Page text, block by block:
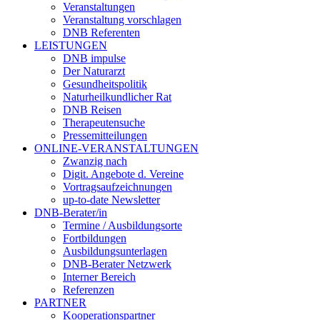
Veranstaltungen
Veranstaltung vorschlagen
DNB Referenten
LEISTUNGEN
DNB impulse
Der Naturarzt
Gesundheitspolitik
Naturheilkundlicher Rat
DNB Reisen
Therapeutensuche
Pressemitteilungen
ONLINE-VERANSTALTUNGEN
Zwanzig nach
Digit. Angebote d. Vereine
Vortragsaufzeichnungen
up-to-date Newsletter
DNB-Berater/in
Termine / Ausbildungsorte
Fortbildungen
Ausbildungsunterlagen
DNB-Berater Netzwerk
Interner Bereich
Referenzen
PARTNER
Kooperationspartner